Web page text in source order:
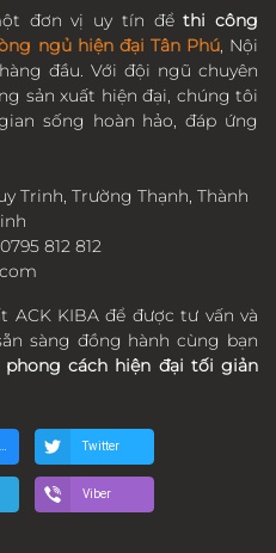
đơn vị uy tín đểthi công
ngủ hiện đại Tân Phú, Nội
đầu. Với đội ngũ chuyên
sản xuất hiện đại, chúng tôi
sống hoàn hảo, đáp ứng
Trinh, Trường Thạnh, Thành
812 812
ACK KIBA để được tư vấn và
sàng đồng hành cùng bạn
phong cách hiện đại tối giản
Messenger Twitter
Viber